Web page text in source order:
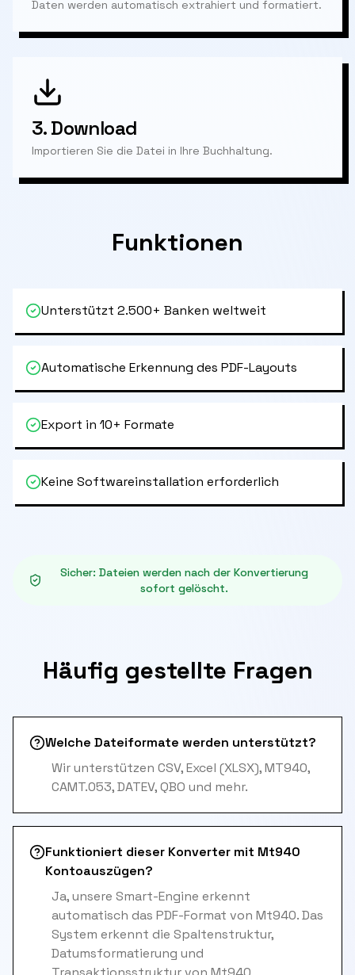
Daten werden automatisch extrahiert und formatiert.
3.Download
Importieren Sie die Datei in Ihre Buchhaltung.
Funktionen
Unterstützt 2.500+ Banken weltweit
Automatische Erkennung des PDF-Layouts
Export in 10+ Formate
Keine Softwareinstallation erforderlich
Sicher: Dateien werden nach der Konvertierung
sofort gelöscht.
Häufig gestellte Fragen
Welche Dateiformate werden unterstützt?
Wir unterstützen CSV, Excel (XLSX), MT940,
CAMT.053, DATEV, QBO und mehr.
Funktioniert dieser Konverter mit Mt940
Kontoauszügen?
Ja, unsere Smart-Engine erkennt
automatisch das PDF-Format von Mt940. Das
System erkennt die Spaltenstruktur,
Datumsformatierung und